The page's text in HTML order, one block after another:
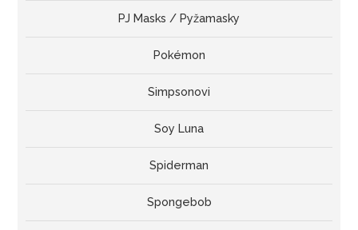
PJ Masks / Pyžamasky
Pokémon
Simpsonovi
Soy Luna
Spiderman
Spongebob